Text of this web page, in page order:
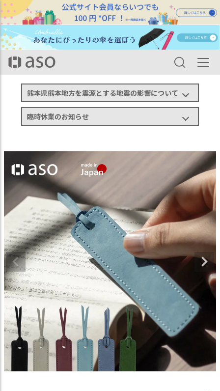
HOME カテゴリ一覧
ヌバック 栞 しおり ブックマーク 本革 ZE-V237
熊本県熊本地方を震源とする地震の影響について
臨時休業のお知らせ